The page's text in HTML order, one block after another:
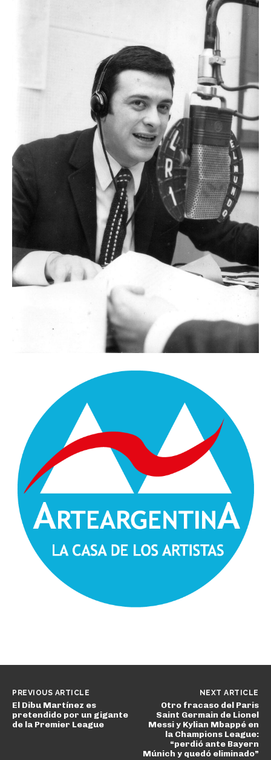
PREVIOUS ARTICLE
El Dibu Martínez es
pretendido por un gigante
de la Premier League
NEXT ARTICLE
Otro fracaso del Paris
Saint Germain de Lionel
Messi y Kylian Mbappé en
la Champions League:
“perdió ante Bayern
Múnich y quedó eliminado”